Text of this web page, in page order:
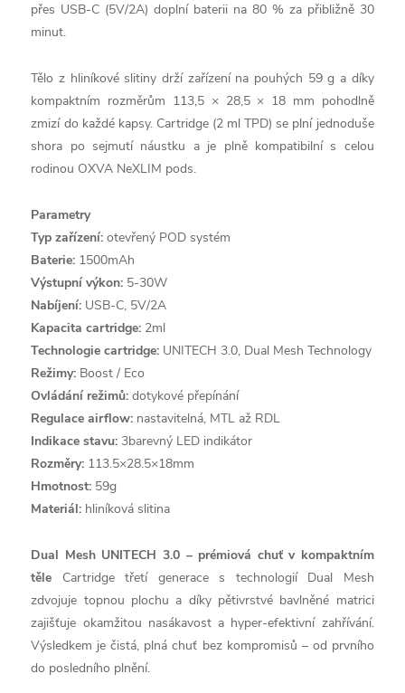
přes USB-C (5V/2A) doplní baterii na 80 % za přibližně 30
minut.
Tělo z hliníkové slitiny drží zařízení na pouhých 59 g a díky
kompaktním rozměrům 113,5 × 28,5 × 18 mm pohodlně
zmizí do každé kapsy. Cartridge (2 ml TPD) se plní jednoduše
shora po sejmutí náustku a je plně kompatibilní s celou
rodinou OXVA NeXLIM pods.
Parametry
Typ zařízení: otevřený POD systém
Baterie: 1500mAh
Výstupní výkon: 5-30W
Nabíjení: USB-C, 5V/2A
Kapacita cartridge: 2ml
Technologie cartridge: UNITECH 3.0, Dual Mesh Technology
Režimy: Boost / Eco
Ovládání režimů: dotykové přepínání
Regulace airflow: nastavitelná, MTL až RDL
Indikace stavu: 3barevný LED indikátor
Rozměry: 113.5×28.5×18mm
Hmotnost: 59g
Materiál: hliníková slitina
Dual Mesh UNITECH 3.0 – prémiová chuť v kompaktním
těle Cartridge třetí generace s technologií Dual Mesh
zdvojuje topnou plochu a díky pětivrstvé bavlněné matrici
zajišťuje okamžitou nasákavost a hyper-efektivní zahřívání.
Výsledkem je čistá, plná chuť bez kompromisů – od prvního
do posledního plnění.